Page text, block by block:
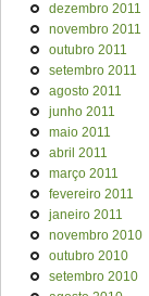
dezembro 2011
novembro 2011
outubro 2011
setembro 2011
agosto 2011
junho 2011
maio 2011
abril 2011
março 2011
fevereiro 2011
janeiro 2011
novembro 2010
outubro 2010
setembro 2010